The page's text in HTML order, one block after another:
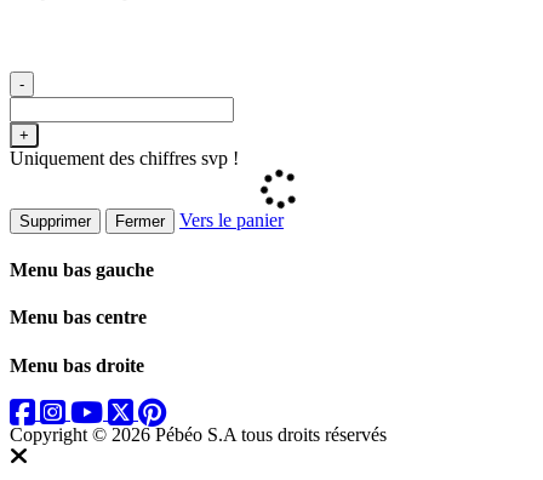
-
+
Uniquement des chiffres svp !
Supprimer Fermer Vers le panier
Menu bas gauche
Menu bas centre
Menu bas droite
Copyright © 2026 Pébéo S.A tous droits réservés